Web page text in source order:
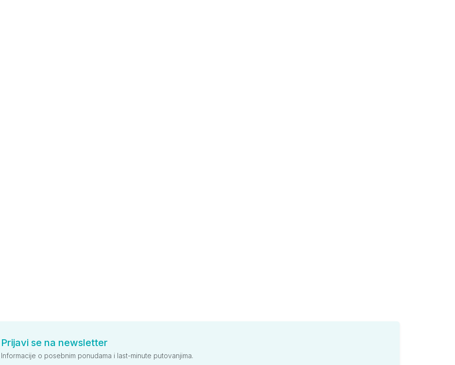
Prijavi se na newsletter
Informacije o posebnim ponudama i last-minute putovanjima.